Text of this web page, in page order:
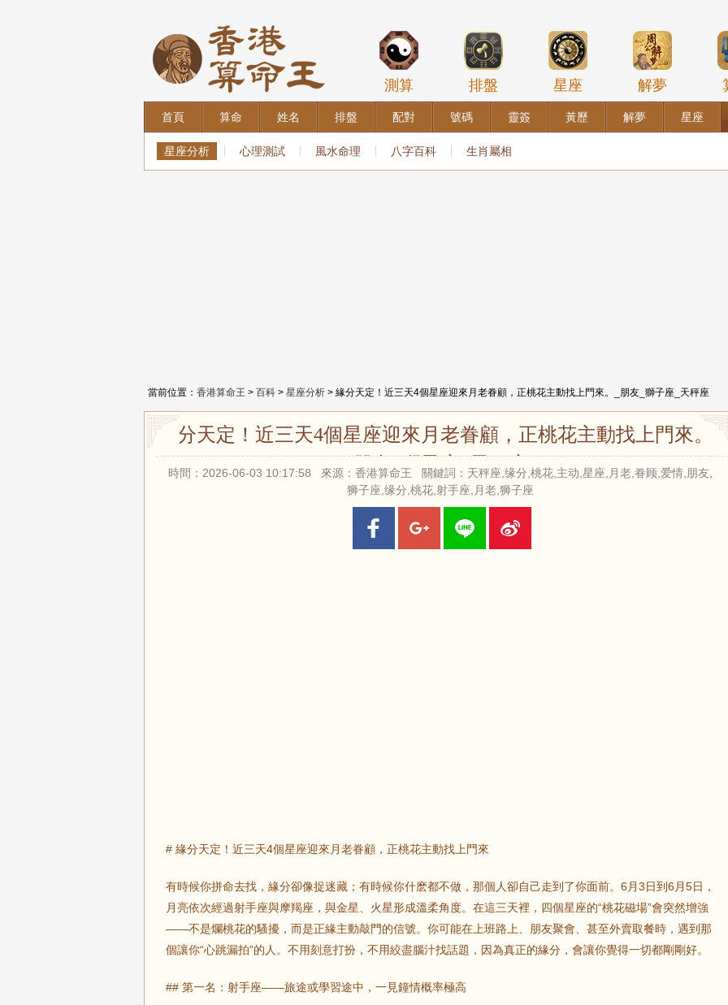
測算 排盤 星座 解夢
首頁 算命 姓名 排盤 配對 號碼 靈簽 黃歷 解夢 星座
星座分析 心理測試 風水命理 八字百科 生肖屬相
當前位置： 香港算命王 > 百科 > 星座分析 > 緣分天定！近三天4個星座迎來月老眷顧，正桃花主動找上門來。_朋友_獅子座_天秤座
緣分天定！近三天4個星座迎來月老眷顧，正桃花主動找上門來。_
朋友_獅子座_天秤座
時間：2026-06-03 10:17:58 來源：香港算命王 關鍵詞：天秤座,缘分,桃花,主动,星座,月老,眷顾,爱情,朋友,
狮子座,缘分,桃花,射手座,月老,狮子座
# 緣分天定！近三天4個星座迎來月老眷顧，正桃花主動找上門來
有時候你拼命去找，緣分卻像捉迷藏；有時候你什麽都不做，那個人卻自己走到了你面前。6月3日到6月5日，
月亮依次經過射手座與摩羯座，與金星、火星形成溫柔角度。在這三天裡，四個星座的“桃花磁場”會突然增強
——不是爛桃花的騷擾，而是正緣主動敲門的信號。你可能在上班路上、朋友聚會、甚至外賣取餐時，遇到那
個讓你“心跳漏拍”的人。不用刻意打扮，不用絞盡腦汁找話題，因為真正的緣分，會讓你覺得一切都剛剛好。
## 第一名：射手座——旅途或學習途中，一見鐘情概率極高